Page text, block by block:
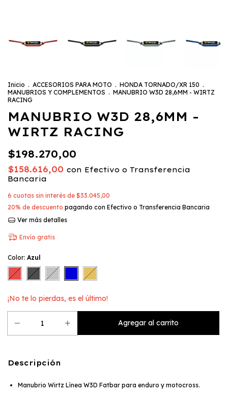
Inicio . ACCESORIOS PARA MOTO . HONDA TORNADO/XR 150 .
MANUBRIOS Y COMPLEMENTOS . MANUBRIO W3D 28,6MM - WIRTZ
RACING
MANUBRIO W3D 28,6MM -
WIRTZ RACING
$198.270,00
$158.616,00 con Efectivo o Transferencia
Bancaria
6 cuotas sin interés de $33.045,00
20% de descuento pagando con Efectivo o Transferencia Bancaria
Ver más detalles
Envío gratis
Color: Azul
¡No te lo pierdas, es el último!
Descripción
Manubrio Wirtz Línea W3D Fatbar para enduro y motocross.